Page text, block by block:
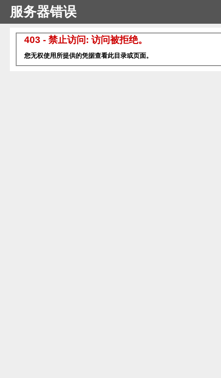
服务器错误
403 - 禁止访问: 访问被拒绝。
您无权使用所提供的凭据查看此目录或页面。